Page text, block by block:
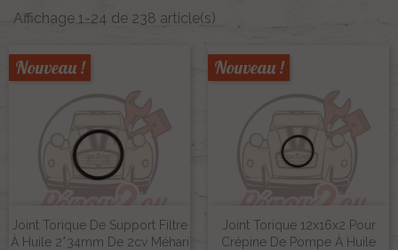
Affichage 1-24 de 238 article(s)
Joint Torique De Support Filtre
À Huile 2*34mm De 2cv Méhari
Nouveau !
Joint Torique 12x16x2 Pour
Crépine De Pompe À Huile
Nouveau !